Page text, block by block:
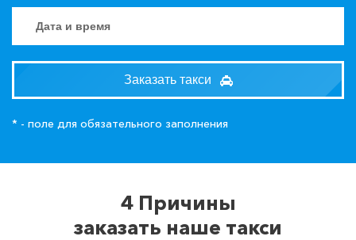
Заказать такси
* - поле для обязательного заполнения
4 Причины
заказать наше такси